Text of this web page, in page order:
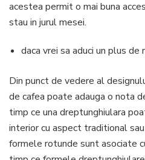
acestea permit o mai buna
stau in jurul mesei.
daca vrei sa aduci un plus
Din punct de vedere al
de cafea poate adauga o nota
timp ce una dreptunghiulara
interior cu aspect traditional
formele rotunde sunt asociate